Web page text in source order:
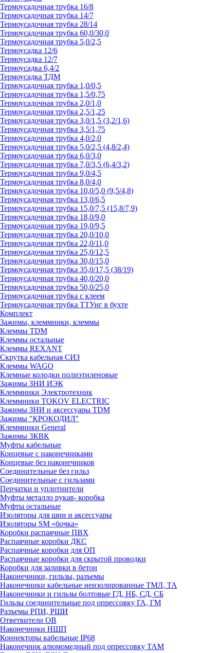
Термоусадочная трубка 16/8
Термоусадочная трубка 14/7
Термоусадочная трубка 28/14
Термоусадочная трубка 60,0/30,0
Термоусадочная трубка 5,0/2,5
Термоусадка 12/6
Термоусадка 12/7
Термоусадка 6,4/2
Термоусадка ТДМ
Термоусадочная трубка 1,0/0,5
Термоусадочная трубка 1,5/0,75
Термоусадочная трубка 2,0/1,0
Термоусадочная трубка 2,5/1,25
Термоусадочная трубка 3,0/1,5 (3,2/1,6)
Термоусадочная трубка 3,5/1,75
Термоусадочная трубка 4,0/2,0
Термоусадочная трубка 5,0/2,5 (4,8/2,4)
Термоусадочная трубка 6,0/3,0
Термоусадочная трубка 7,0/3,5 (6,4/3,2)
Термоусадочная трубка 9,0/4,5
Термоусадочная трубка 8,0/4,0
Термоусадочная трубка 10,0/5,0 (9,5/4,8)
Термоусадочная трубка 13,0/6,5
Термоусадочная трубка 15,0/7,5 (15,8/7,9)
Термоусадочная трубка 18,0/9,0
Термоусадочная трубка 19,0/9,5
Термоусадочная трубка 20,0/10,0
Термоусадочная трубка 22,0/11,0
Термоусадочная трубка 25,0/12,5
Термоусадочная трубка 30,0/15,0
Термоусадочная трубка 35,0/17,5 (38/19)
Термоусадочная трубка 40,0/20,0
Термоусадочная трубка 50,0/25,0
Термоусадочная трубка с клеем
Термоусадочная трубка ТТУнг в бухте
Комплект
Зажимы, клеммники, клеммы
Клеммы TDM
Клеммы остальные
Клеммы REXANT
Скрутка кабельная СИЗ
Клеммы WAGO
Клемные колодки полиэтиленовые
Зажимы ЗНИ ИЭК
Клеммники Электротехник
Клеммники TOKOV ELECTRIC
Зажимы ЗНИ и аксессуары TDM
Зажимы "КРОКОДИЛ"
Клеммники General
Зажимы 3КВК
Муфты кабельные
Концевые с наконечниками
Концевые без наконечников
Соединительные без гильз
Соединительные с гильзами
Перчатки и уплотнители
Муфты металло рукав- коробка
Муфты остальные
Изоляторы для шин и аксессуары
Изоляторы SM «бочка»
Коробки распаячные ПВХ
Распаячные коробки ДКС
Распаячные коробки для ОП
Распаячные коробки для скрытой проводки
Коробки для заливки в бетон
Наконечники, гильзы, разъемы
Наконечники кабельные неизолированные ТМЛ, ТА
Наконечники и гильзы болтовые ГД, НБ, СД, СБ
Гильзы соединительные под опрессовку ГА, ГМ
Разъемы РПИ, РШИ
Ответвители ОВ
Наконечники НШП
Коннекторы кабельные IP68
Наконечник алюмомедный под опрессовку ТАМ